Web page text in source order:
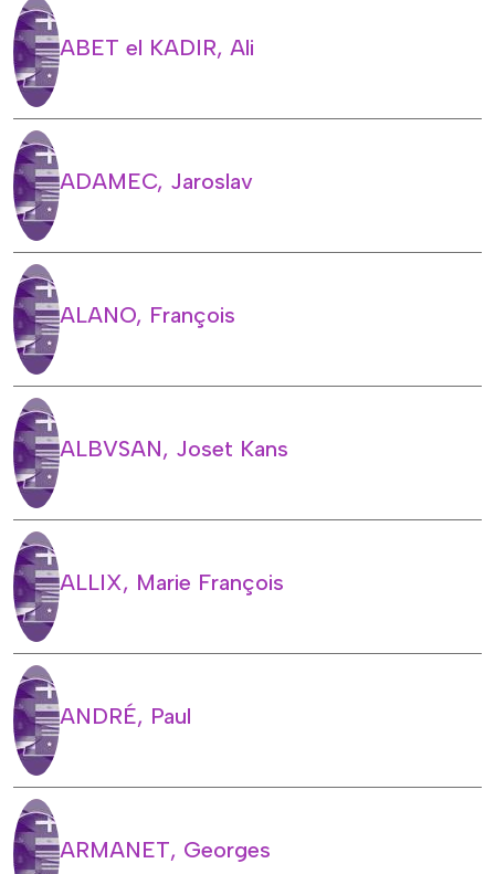
ABET el KADIR, Ali
ADAMEC, Jaroslav
ALANO, François
ALBVSAN, Joset Kans
ALLIX, Marie François
ANDRÉ, Paul
ARMANET, Georges